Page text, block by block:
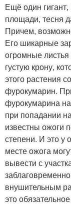
Ещё один гигант,
площади, тесня
Причем,
Его шикарные
огромные
густую крону,
этого растения
фурокумарин.
фурокумарина
при попадании
известны ожоги
степени. И это
месте ожога
вывести с
внушительным
это